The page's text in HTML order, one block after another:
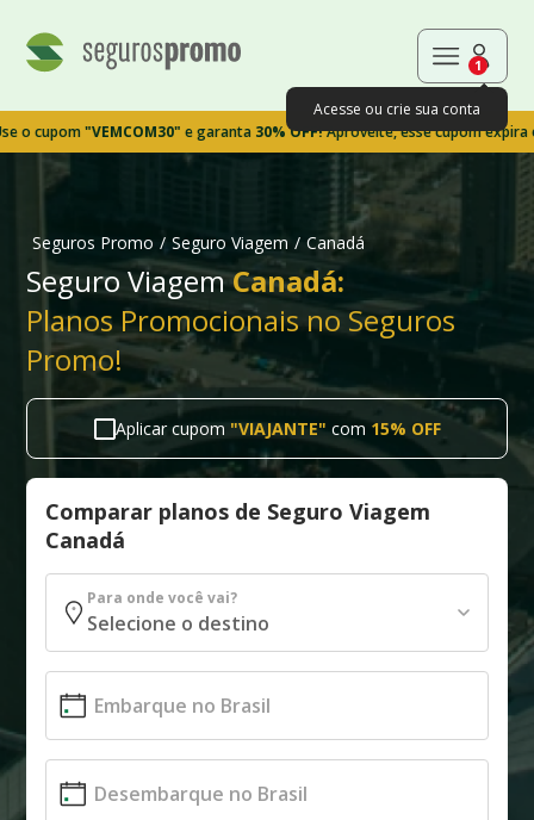
1
Acesse ou crie sua conta
"VEMCOM30"e garanta30% OFF!Aproveite, esse cupom expira em
Seguros Promo / Seguro Viagem / Canadá
Seguro ViagemCanadá:
Planos Promocionais no Seguros
Promo!
Aplicar cupom "VIAJANTE" com 15% OFF
Comparar planos de Seguro Viagem
Canadá
Para onde você vai?